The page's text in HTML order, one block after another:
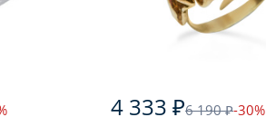
4 333 ₽6 190 ₽-30%